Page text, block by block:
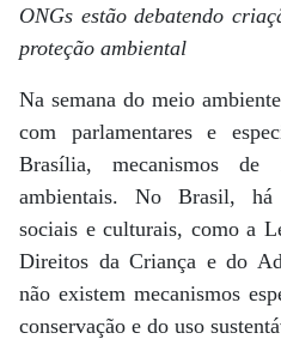
ONGs estão debatendo
proteção ambiental
Na semana do meio
com parlamentares e
Brasília, mecanismos de
ambientais. No Brasil, há
sociais e culturais, como a
Direitos da Criança e do
não existem mecanismos
conservação e do uso